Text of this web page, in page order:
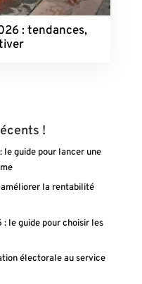
: tendances,
!
le guide pour lancer une
la rentabilité
le guide pour choisir les
électorale au service